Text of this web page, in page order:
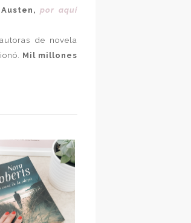
por aquí
de novela
Mil millones